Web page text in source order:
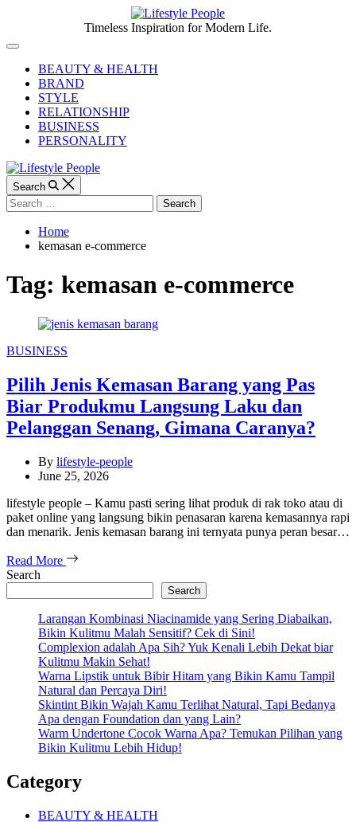
content
People
Timeless Inspiration for Modern Life.
Off
CanvasBEAUTY & HEALTH
BRAND
STYLE
RELATIONSHIP
BUSINESS
PERSONALITY
Search
Search
for:
Home
kemasan e-commerce
Tag: kemasan e-commerce
Categories
BUSINESS
Pilih Jenis Kemasan Barang yang Pas
Biar Produkmu Langsung Laku dan
Pelanggan Senang, Gimana Caranya?
By lifestyle-people
June 25, 2026
lifestyle people – Kamu pasti sering lihat produk di rak toko atau di
paket online yang langsung bikin penasaran karena kemasannya rapi
dan menarik. Jenis kemasan barang ini ternyata punya peran besar…
Read More
Search
Search
Larangan Kombinasi Niacinamide yang Sering Diabaikan,
Bikin Kulitmu Malah Sensitif? Cek di Sini!
Complexion adalah Apa Sih? Yuk Kenali Lebih Dekat biar
Kulitmu Makin Sehat!
Warna Lipstik untuk Bibir Hitam yang Bikin Kamu Tampil
Natural dan Percaya Diri!
Skintint Bikin Wajah Kamu Terlihat Natural, Tapi Bedanya
Apa dengan Foundation dan yang Lain?
Warm Undertone Cocok Warna Apa? Temukan Pilihan yang
Bikin Kulitmu Lebih Hidup!
Category
BEAUTY & HEALTH